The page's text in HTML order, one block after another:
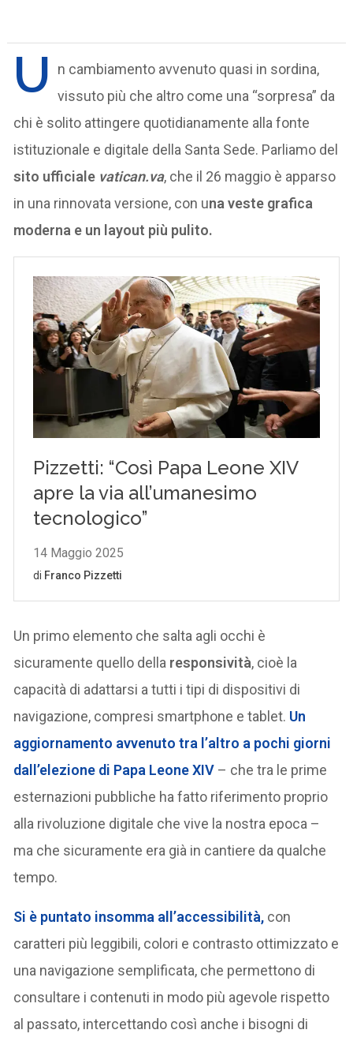
U
n cambiamento avvenuto quasi in sordina,
vissuto più che altro come una “sorpresa” da
chi è solito attingere quotidianamente alla fonte
istituzionale e digitale della Santa Sede. Parliamo del
sito ufficiale vatican.va, che il 26 maggio è apparso
in una rinnovata versione, con una veste grafica
moderna e un layout più pulito.
Un primo elemento che salta agli occhi è
sicuramente quello della responsività, cioè la
capacità di adattarsi a tutti i tipi di dispositivi di
navigazione, compresi smartphone e tablet. Un
aggiornamento avvenuto tra l’altro a pochi giorni
dall’elezione di Papa Leone XIV – che tra le prime
esternazioni pubbliche ha fatto riferimento proprio
alla rivoluzione digitale che vive la nostra epoca –
ma che sicuramente era già in cantiere da qualche
tempo.
Si è puntato insomma all’accessibilità, con
caratteri più leggibili, colori e contrasto ottimizzato e
una navigazione semplificata, che permettono di
consultare i contenuti in modo più agevole rispetto
al passato, intercettando così anche i bisogni di